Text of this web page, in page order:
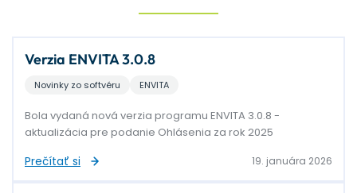
Verzia ENVITA 3.0.8
Novinky zo softvéru ENVITA
Bola vydaná nová verzia programu ENVITA 3.0.8 -
aktualizácia pre podanie Ohlásenia za rok 2025
Prečítať si 19. januára 2026